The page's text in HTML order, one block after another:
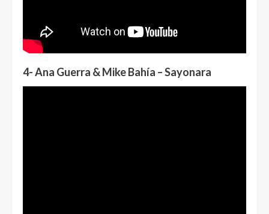
4- Ana Guerra & Mike Bahía – Sayonara